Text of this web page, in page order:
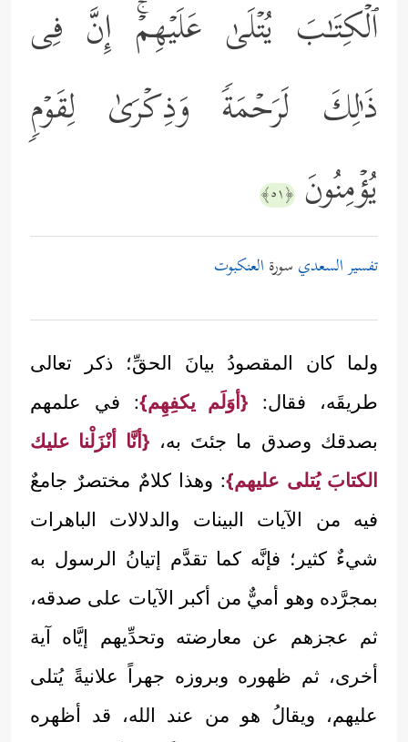
ٱلۡكِتَـٰبَ یُتۡلَىٰ عَلَیۡهِمۡۚ إِنَّ فِی
ذَ ٰ⁠لِكَ لَرَحۡمَةࣰ وَذِكۡرَىٰ لِقَوۡمࣲ
یُؤۡمِنُونَ ﴿٥١﴾
تفسير السعدي سورة العنكبوت
ولما كان المقصودُ بيانَ الحقِّ؛ ذكر تعالى
طريقَه، فقال: {أوَلَم يكفِهِم}: في علمهم
بصدقك وصدق ما جئتَ به، {أنَّا أنْزَلْنا عليك
الكتابَ يُتلى عليهم}: وهذا كلامٌ مختصرٌ جامعٌ
فيه من الآيات البينات والدلالات الباهرات
شيءٌ كثير؛ فإنَّه كما تقدَّم إتيانُ الرسول به
بمجرَّده وهو أميٌّ من أكبر الآيات على صدقه،
ثم عجزهم عن معارضته وتحدِّيهم إيَّاه آية
أخرى، ثم ظهوره وبروزه جهراً علانيةً يُتلى
عليهم، ويقالُ هو من عند الله، قد أظهره